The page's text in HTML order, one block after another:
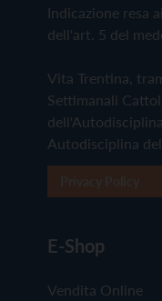
Indicazione resa
dell'art. 5 del
Vita Trentina,
Settimanali
Autodisciplina
E-Shop
Vendita Online